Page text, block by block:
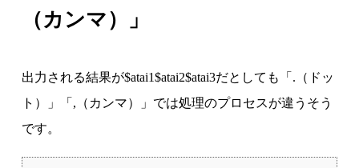
（カンマ）」
出力される結果が$atai1$atai2$atai3だとしても「.（ドッ
ト）」「,（カンマ）」では処理のプロセスが違うそう
です。